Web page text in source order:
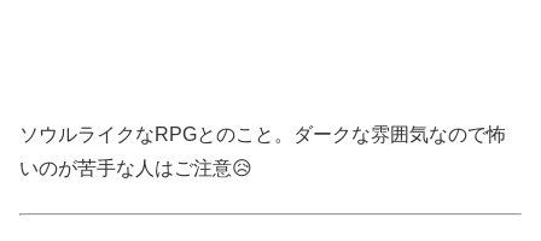
ソウルライクなRPGとのこと。ダークな雰囲気なので怖
いのが苦手な人はご注意😥